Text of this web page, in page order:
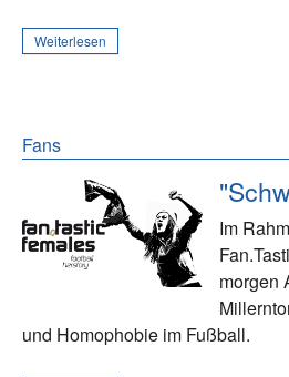
Weiterlesen
Fans
Im
morgen
und Homophobie im Fußball.